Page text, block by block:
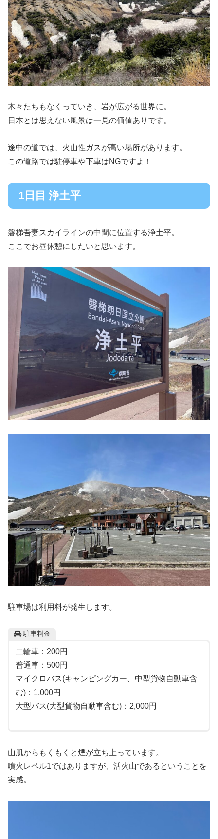
木々たちもなくっていき、岩が広がる世界に。
日本とは思えない風景は一見の価値ありです。
途中の道では、火山性ガスが高い場所があります。
この道路では駐停車や下車はNGですよ！
1日目 浄土平
磐梯吾妻スカイラインの中間に位置する浄土平。
ここでお昼休憩にしたいと思います。
駐車場は利用料が発生します。
駐車料金
二輪車：200円
普通車：500円
マイクロバス(キャンピングカー、中型貨物自動車含
む)：1,000円
大型バス(大型貨物自動車含む)：2,000円
山肌からもくもくと煙が立ち上っています。
噴火レベル1ではありますが、活火山であるということを
実感。